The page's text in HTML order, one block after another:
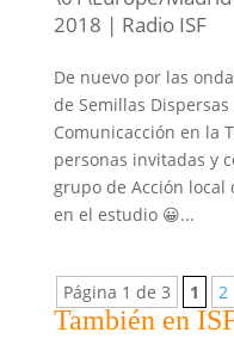
2018 | Radio ISF
De nuevo por las
de Semillas
Comunicacción en la
personas invitadas y
grupo de Acción local
en el estudio 😀...
Página 1 de 3 1 2
También en